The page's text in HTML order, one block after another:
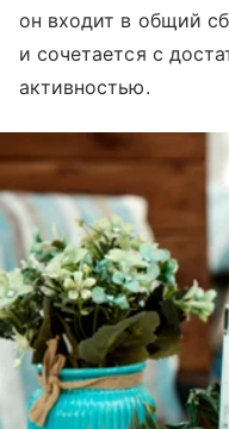
он входит в общий
и сочетается с
активностью.